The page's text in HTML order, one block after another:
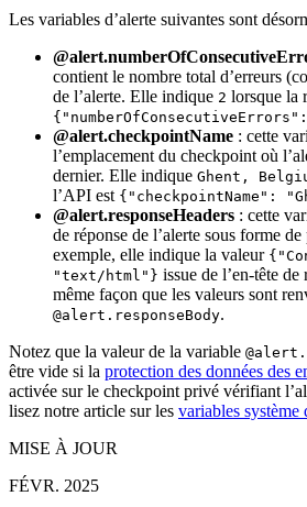
Les variables d’alerte suivantes sont
contient le nombre total d’erreurs
de l’alerte. Elle indique 2 lorsque la
@alert.checkpointName : cette
l’emplacement du checkpoint où
dernier. Elle indique Ghent,
l’API est {"checkpointName":
@‌alert.responseHeaders : cette
de réponse de l’alerte sous forme
exemple, elle indique la valeur
"text/html"} issue de l’en-tête
même façon que les valeurs sont
@alert.responseBody.
Notez que la valeur de la variable
être vide si la protection des données des
activée sur le checkpoint privé vérifiant
lisez notre article sur les variables système
MISE À JOUR
FÉVR. 2025